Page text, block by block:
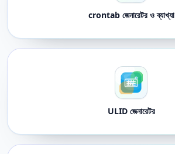
crontab জেনারেটর ও ব্যাখ্যা
ULID জেনারেটর